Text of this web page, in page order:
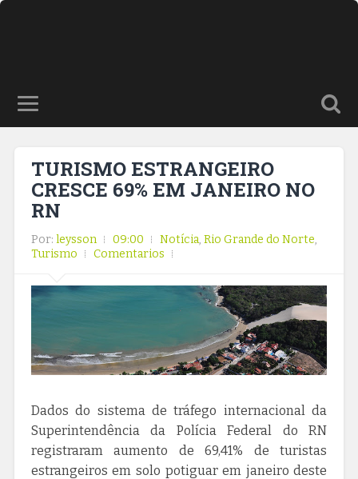
TURISMO ESTRANGEIRO
CRESCE 69% EM JANEIRO NO
RN
Por: leysson 09:00 Notícia, Rio Grande do Norte,
Turismo
Comentarios
Dados do sistema de tráfego internacional da
Superintendência da Polícia Federal do RN
registraram aumento de 69,41% de turistas
estrangeiros em solo potiguar em janeiro deste